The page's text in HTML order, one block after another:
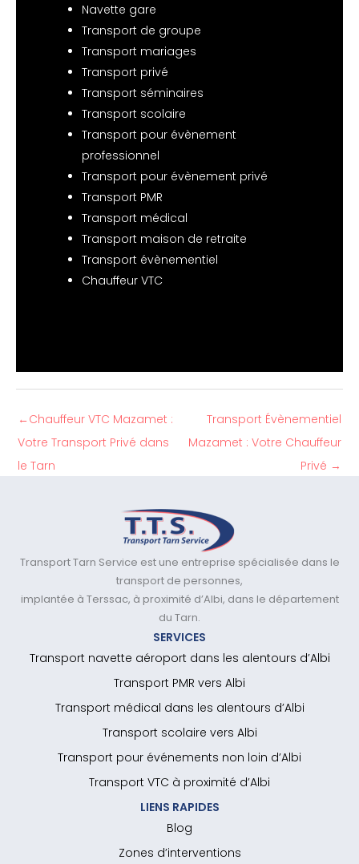
Navette gare
Transport de groupe
Transport mariages
Transport privé
Transport séminaires
Transport scolaire
Transport pour évènement
professionnel
Transport pour évènement privé
Transport PMR
Transport médical
Transport maison de retraite
Transport évènementiel
Chauffeur VTC
← Chauffeur VTC Mazamet :
Votre Transport Privé dans
le Tarn
Transport Évènementiel
Mazamet : Votre Chauffeur
Privé →
Transport Tarn Service est une entreprise spécialisée dans le
transport de personnes,
implantée à Terssac, à proximité d’Albi, dans le département
du Tarn.
SERVICES
Transport navette aéroport dans les alentours d’Albi
Transport PMR vers Albi
Transport médical dans les alentours d’Albi
Transport scolaire vers Albi
Transport pour événements non loin d’Albi
Transport VTC à proximité d’Albi
LIENS RAPIDES
Blog
Zones d’interventions